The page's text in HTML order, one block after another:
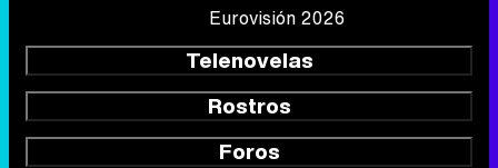
Eurovisión 2026
Telenovelas
Rostros
Foros